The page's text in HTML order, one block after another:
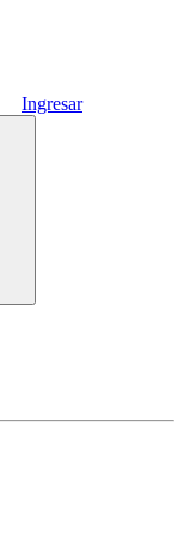
Ingresar